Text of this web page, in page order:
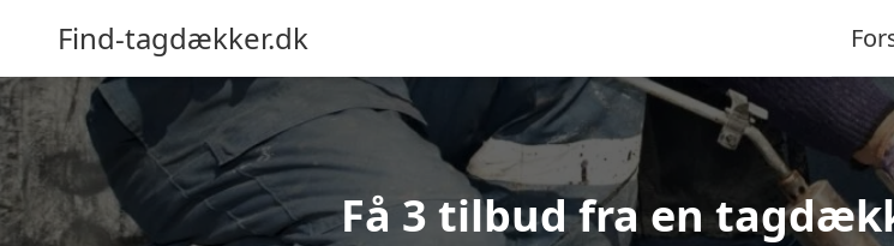
Find-tagdækker.dk
Få 3 tilbud fra en